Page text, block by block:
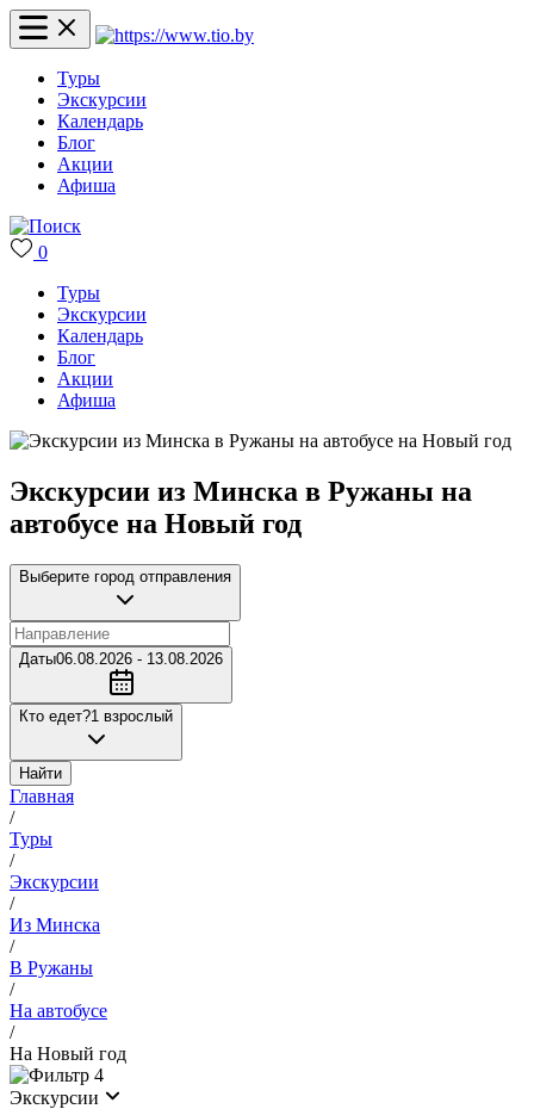
Туры
Экскурсии
Календарь
Блог
Акции
Афиша
0
Туры
Экскурсии
Календарь
Блог
Акции
Афиша
Экскурсии из Минска в Ружаны на
автобусе на Новый год
Выберите город отправления
Даты06.08.2026 - 13.08.2026
Кто едет?1 взрослый
Найти
Главная
/
Туры
/
Экскурсии
/
Из Минска
/
В Ружаны
/
На автобусе
/
На Новый год
4
Экскурсии